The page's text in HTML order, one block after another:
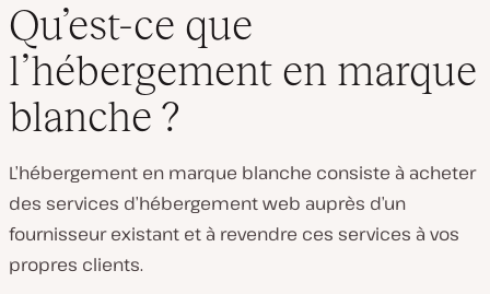
Qu’est-ce que
l’hébergement en marque
blanche ?
L’hébergement en marque blanche consiste à acheter
des services d’hébergement web auprès d’un
fournisseur existant et à revendre ces services à vos
propres clients.